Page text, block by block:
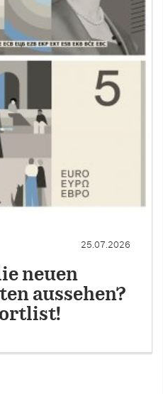
25.07.2026
neuen
aussehen?